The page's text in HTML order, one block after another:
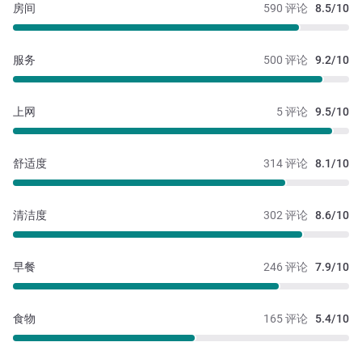
590 评论 8.5/10
房间
500 评论 9.2/10
服务
5 评论 9.5/10
上网
314 评论 8.1/10
舒适度
302 评论 8.6/10
清洁度
246 评论 7.9/10
早餐
165 评论 5.4/10
食物